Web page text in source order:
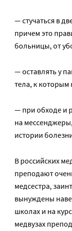
— стучаться в
причем это
больницы, от
— оставлять у
тела, к которым
— при обходе и
на
истории
В российских
преподают
медсестра,
вынуждены
школах и на
медвузах